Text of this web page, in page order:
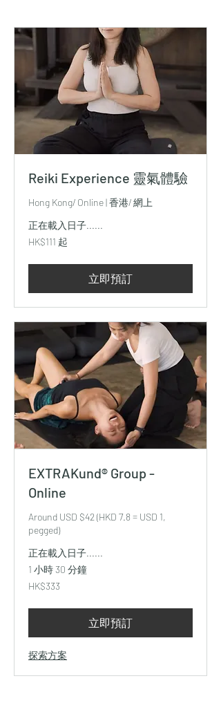
Reiki Experience 靈氣體驗
Hong Kong/ Online | 香港/ 網上
正在載入日子......
111
港
起
HK$111 起
立即預訂
EXTRAKund® Group -
Online
Around USD $42 (HKD 7.8 = USD 1,
pegged)
正在載入日子......
1 小時 30 分鐘
333
港
HK$333
立即預訂
探索方案